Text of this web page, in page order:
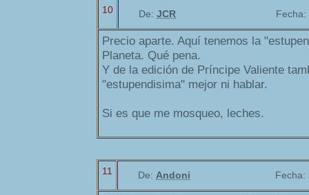
10 De: JCR Fecha:
Precio aparte. Aquí tenemos la
Planeta. Qué pena.
Y de la edición de Príncipe Valiente
"estupendisima" mejor ni hablar.
Si es que me mosqueo, leches.
11 De: Andoni Fecha: